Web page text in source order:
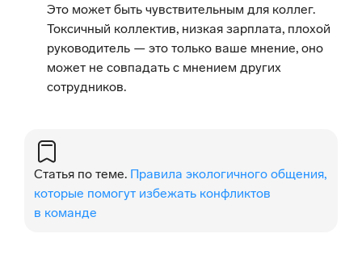
Это может быть чувствительным для коллег.
Токсичный коллектив, низкая зарплата, плохой
руководитель — это только ваше мнение, оно
может не совпадать с мнением других
сотрудников.
Статья по теме. Правила экологичного общения,
которые помогут избежать конфликтов
в команде